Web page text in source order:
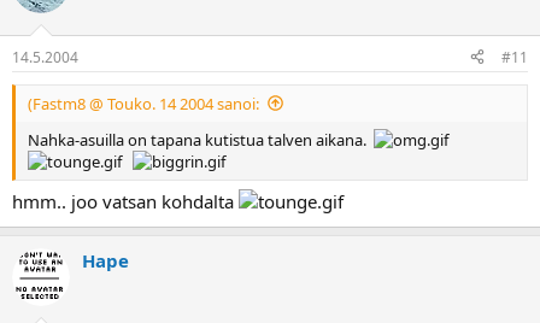
14.5.2004 #11
(Fastm8 @ Touko. 14 2004 sanoi:
Nahka-asuilla on tapana kutistua talven aikana.
hmm.. joo vatsan kohdalta
Hape